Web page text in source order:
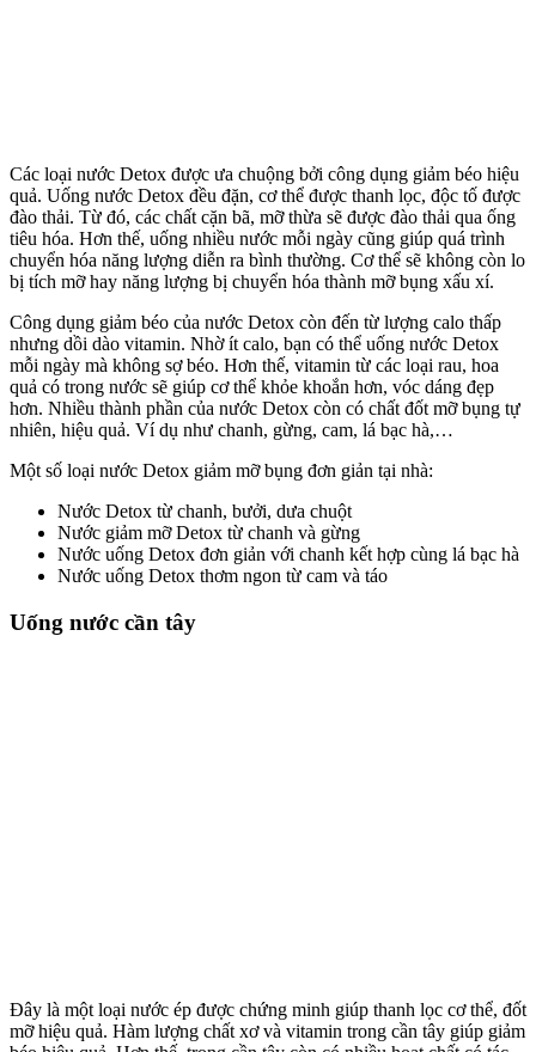
Các loại nước Detox được ưa chuộng bởi công dụng giảm béo hiệu
quả. Uống nước Detox đều đặn, cơ thể được thanh lọc, độc tố được
đào thải. Từ đó, các chất cặn bã, mỡ thừa sẽ được đào thải qua ống
tiêu hóa. Hơn thế, uống nhiều nước mỗi ngày cũng giúp quá trình
chuyển hóa năng lượng diễn ra bình thường. Cơ thể sẽ không còn lo
bị tích mỡ hay năng lượng bị chuyển hóa thành mỡ bụng xấu xí.
Công dụng giảm béo của nước Detox còn đến từ lượng calo thấp
nhưng dồi dào vitamin. Nhờ ít calo, bạn có thể uống nước Detox
mỗi ngày mà không sợ béo. Hơn thế, vitamin từ các loại rau, hoa
quả có trong nước sẽ giúp cơ thể khỏe khoắn hơn, vóc dáng đẹp
hơn. Nhiều thành phần của nước Detox còn có chất đốt mỡ bụng tự
nhiên, hiệu quả. Ví dụ như chanh, gừng, cam, lá bạc hà,…
Một số loại nước Detox giảm mỡ bụng đơn giản tại nhà:
Nước Detox từ chanh, bưởi, dưa chuột
Nước giảm mỡ Detox từ chanh và gừng
Nước uống Detox đơn giản với chanh kết hợp cùng lá bạc hà
Nước uống Detox thơm ngon từ cam và táo
Uống nước cần tây
Đây là một loại nước ép được chứng minh giúp thanh lọc cơ thể, đốt
mỡ hiệu quả. Hàm lượng chất xơ và vitamin trong cần tây giúp giảm